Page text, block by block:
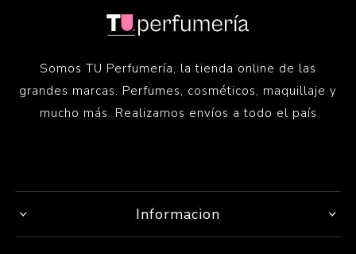
Somos TU Perfumería, la tienda online de las
grandes marcas. Perfumes, cosméticos, maquillaje y
mucho más. Realizamos envíos a todo el país
Informacion